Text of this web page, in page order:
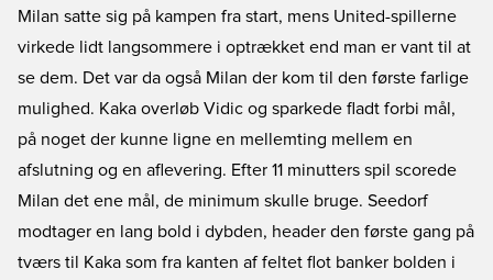
Milan satte sig på kampen fra start, mens United-spillerne
virkede lidt langsommere i optrækket end man er vant til at
se dem. Det var da også Milan der kom til den første farlige
mulighed. Kaka overløb Vidic og sparkede fladt forbi mål,
på noget der kunne ligne en mellemting mellem en
afslutning og en aflevering. Efter 11 minutters spil scorede
Milan det ene mål, de minimum skulle bruge. Seedorf
modtager en lang bold i dybden, header den første gang på
tværs til Kaka som fra kanten af feltet flot banker bolden i